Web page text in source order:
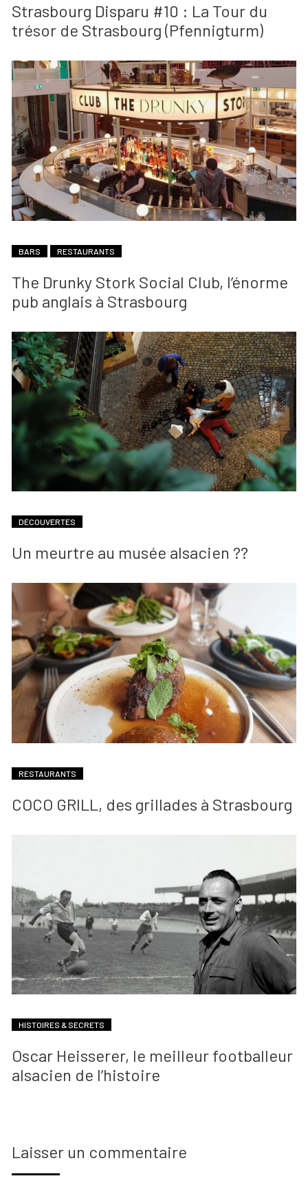
Strasbourg Disparu #10 : La Tour du
trésor de Strasbourg (Pfennigturm)
BARS RESTAURANTS
The Drunky Stork Social Club, l’énorme
pub anglais à Strasbourg
DÉCOUVERTES
Un meurtre au musée alsacien ??
RESTAURANTS
COCO GRILL, des grillades à Strasbourg
HISTOIRES & SECRETS
Oscar Heisserer, le meilleur footballeur
alsacien de l’histoire
Laisser un commentaire